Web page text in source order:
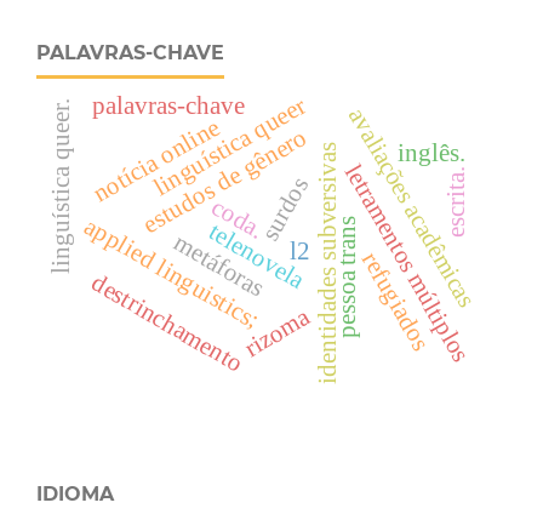
PALAVRAS-CHAVE
applied linguistics;
surdosidentidades subversivas
estudos de gênero
linguística queer
letramentos múltiplos
rizoma
avaliações acadêmicas
coda.
notícia online
palavras-chave
linguística queer. telenovela pessoa transrefugiados
destrinchamento
metáforas l2
inglês.
escrita.
IDIOMA